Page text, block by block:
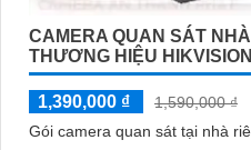
CAMERA QUAN SÁT
THƯƠNG HIỆU HIKVISION
1,390,000 ₫
1,590,000 ₫
Gói camera quan sát tại nhà